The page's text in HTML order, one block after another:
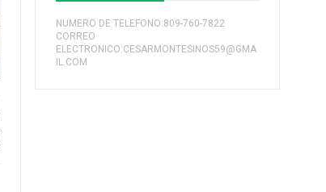
NUMERO DE TELEFONO:809-760-7822
CORREO
ELECTRONICO:CESARMONTESINOS59@GMA
IL.COM